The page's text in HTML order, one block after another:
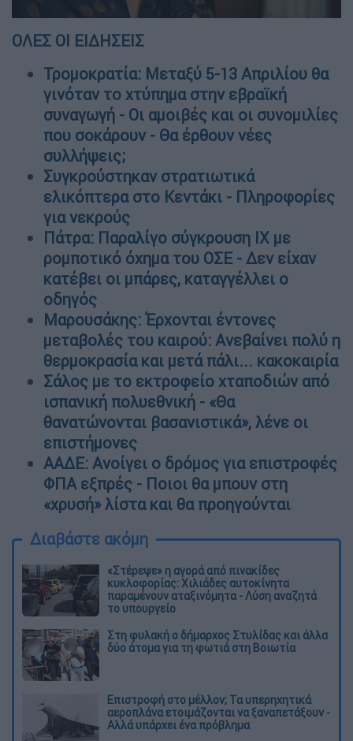
ΟΛΕΣ ΟΙ ΕΙΔΗΣΕΙΣ
Τρομοκρατία: Μεταξύ 5-13 Απριλίου θα
γινόταν το χτύπημα στην εβραϊκή
συναγωγή - Οι αμοιβές και οι συνομιλίες
που σοκάρουν - Θα έρθουν νέες
συλλήψεις;
Συγκρούστηκαν στρατιωτικά
ελικόπτερα στο Κεντάκι - Πληροφορίες
για νεκρούς
Πάτρα: Παραλίγο σύγκρουση ΙΧ με
ρομποτικό όχημα του ΟΣΕ - Δεν είχαν
κατέβει οι μπάρες, καταγγέλλει ο
οδηγός
Μαρουσάκης: Έρχονται έντονες
μεταβολές του καιρού: Ανεβαίνει πολύ η
θερμοκρασία και μετά πάλι... κακοκαιρία
Σάλος με το εκτροφείο χταποδιών από
ισπανική πολυεθνική - «Θα
θανατώνονται βασανιστικά», λένε οι
επιστήμονες
ΑΑΔΕ: Ανοίγει ο δρόμος για επιστροφές
ΦΠΑ εξπρές - Ποιοι θα μπουν στη
«χρυσή» λίστα και θα προηγούνται
Διαβάστε ακόμη
«Στέρεψε» η αγορά από πινακίδες
κυκλοφορίας: Χιλιάδες αυτοκίνητα
παραμένουν αταξινόμητα - Λύση αναζητά
το υπουργείο
Στη φυλακή ο δήμαρχος Στυλίδας και άλλα
δύο άτομα για τη φωτιά στη Βοιωτία
Επιστροφή στο μέλλον; Τα υπερηχητικά
αεροπλάνα ετοιμάζονται να ξαναπετάξουν -
Αλλά υπάρχει ένα πρόβλημα